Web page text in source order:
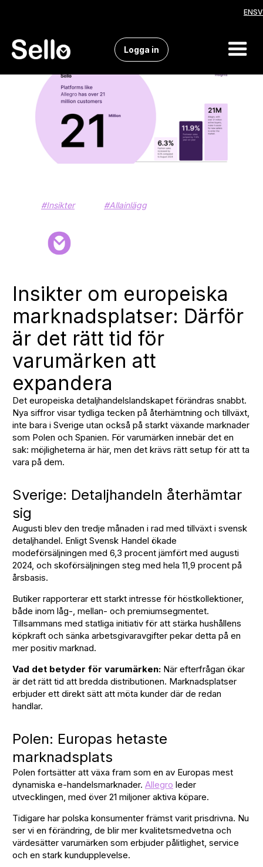
ENSV
Logga in
#Insikter #Allainlägg
Insikter om europeiska
marknadsplatser: Därför
är det rätt tid för
varumärken att
expandera
Det europeiska detaljhandelslandskapet förändras snabbt.
Nya siffror visar tydliga tecken på återhämtning och tillväxt,
inte bara i Sverige utan också på starkt växande marknader
som Polen och Spanien. För varumärken innebär det en
sak: möjligheterna är här, men det krävs rätt setup för att ta
vara på dem.
Sverige: Detaljhandeln återhämtar
sig
Augusti blev den tredje månaden i rad med tillväxt i svensk
detaljhandel. Enligt Svensk Handel ökade
modeförsäljningen med 6,3 procent jämfört med augusti
2024, och skoförsäljningen steg med hela 11,9 procent på
årsbasis.
Butiker rapporterar ett starkt intresse för höstkollektioner,
både inom låg-, mellan- och premiumsegmentet.
Tillsammans med statliga initiativ för att stärka hushållens
köpkraft och sänka arbetsgivaravgifter pekar detta på en
mer positiv marknad.
Vad det betyder för varumärken: När efterfrågan ökar
är det rätt tid att bredda distributionen. Marknadsplatser
erbjuder ett direkt sätt att möta kunder där de redan
handlar.
Polen: Europas hetaste
marknadsplats
Polen fortsätter att växa fram som en av Europas mest
dynamiska e-handelsmarknader. Allegro leder
utvecklingen, med över 21 miljoner aktiva köpare.
Tidigare har polska konsumenter främst varit prisdrivna. Nu
ser vi en förändring, de blir mer kvalitetsmedvetna och
värdesätter varumärken som erbjuder pålitlighet, service
och en stark kundupplevelse.